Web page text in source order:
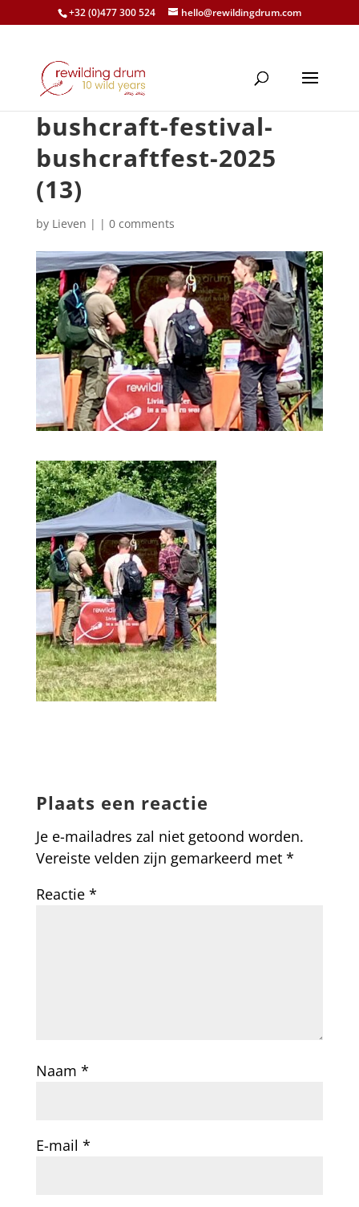
+32 (0)477 300 524 hello@rewildingdrum.com
bushcraft-festival-
bushcraftfest-2025
(13)
by Lieven | | 0 comments
Plaats een reactie
Je e-mailadres zal niet getoond worden.
Vereiste velden zijn gemarkeerd met *
Reactie *
Naam *
E-mail *